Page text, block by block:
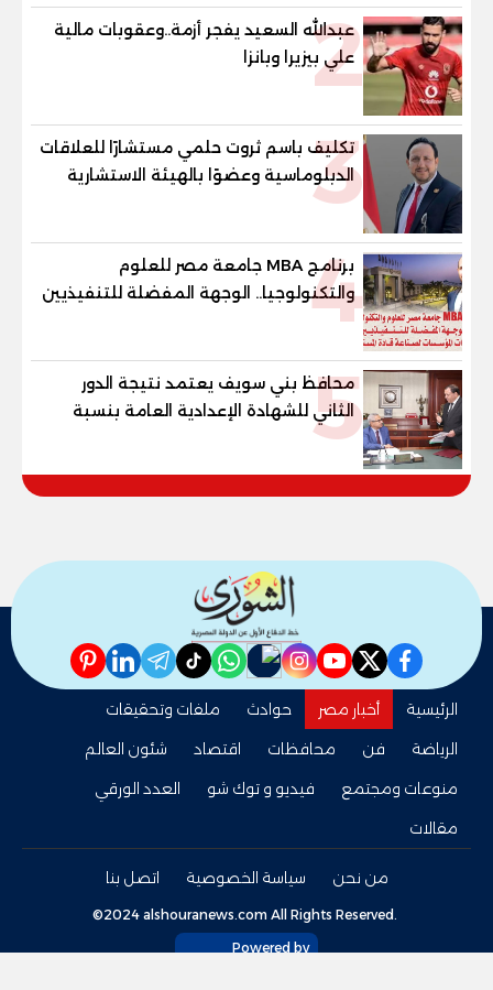
2
عبدالله السعيد يفجر أزمة..وعقوبات مالية
علي بيزيرا وبانزا
3
تكليف باسم ثروت حلمي مستشارًا للعلاقات
الدبلوماسية وعضوًا بالهيئة الاستشارية
العليا لمنظمة «جاد جمينت يوإن»
4
برنامج MBA جامعة مصر للعلوم
والتكنولوجيا.. الوجهة المفضلة للتنفيذيين
وقيادات المؤسسات لصناعة قادة
5
محافظ بني سويف يعتمد نتيجة الدور
الثاني للشهادة الإعدادية العامة بنسبة
والنور للمكفوفين
facebook
twitter
youtube
instagram
nabd
whatsapp
tiktok
telegram
linkedin
pinterest
الرئيسية أخبار مصر حوادث
ملفات وتحقيقات
الرياضة
فن محافظات اقتصاد
شئون العالم
منوعات ومجتمع
فيديو و توك شو
العدد الورقي
مقالات
من نحن سياسة الخصوصية اتصل بنا
©2024 alshouranews.com All Rights Reserved.
Powered by